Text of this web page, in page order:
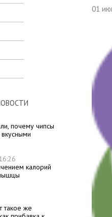
почему чипсы
вкусными
калорий
такое же
01